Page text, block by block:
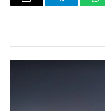
واتساب تيلقرام
البريد